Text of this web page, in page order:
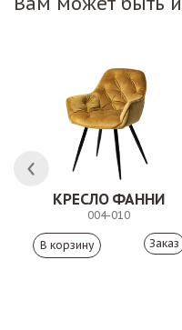
КРЕСЛО ФАННИ
004-010
Заказ